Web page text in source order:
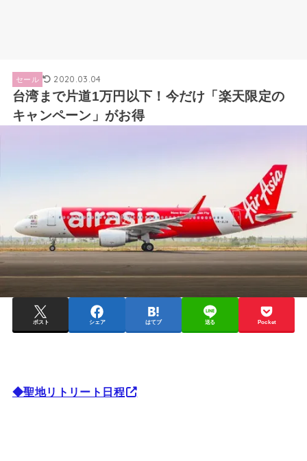
セール 2020.03.04
台湾まで片道1万円以下！今だけ「楽天限定の
キャンペーン」がお得
ポスト シェア はてブ 送る Pocket
◆聖地リトリート日程